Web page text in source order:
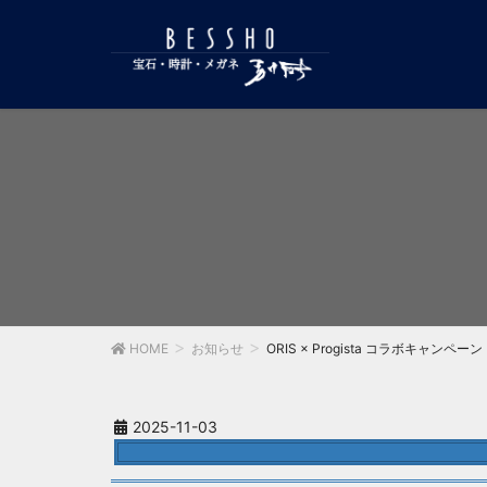
HOME お知らせ ORIS × Progista コラボキャンペーン
2025-11-03